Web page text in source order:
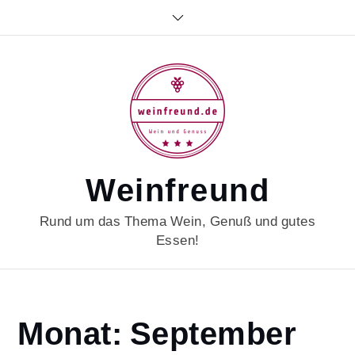
Weinfreund
Rund um das Thema Wein, Genuß und gutes
Essen!
Home
2022
Monat: September